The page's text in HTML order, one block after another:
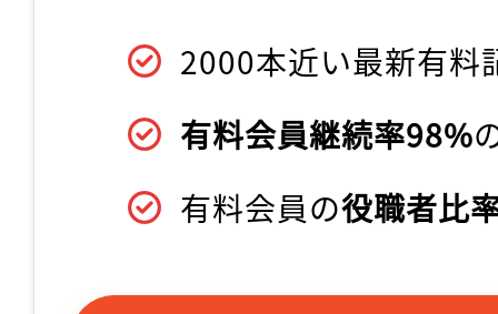
2000本近い最新有料
有料会員継続率98%
有料会員の役職者比